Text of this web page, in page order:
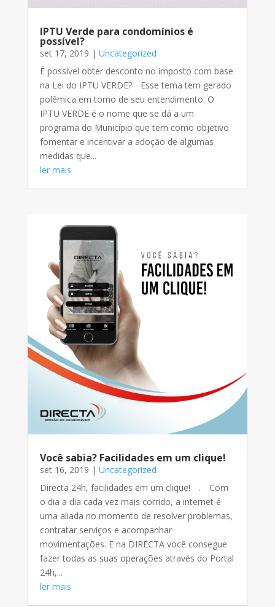
IPTU Verde para condomínios é
possível?
set 17, 2019 | Uncategorized
É possível obter desconto no imposto com base
na Lei do IPTU VERDE?⠀ Esse tema tem gerado
polêmica em torno de seu entendimento. O
IPTU VERDE é o nome que se dá a um
programa do Município que tem como objetivo
fomentar e incentivar a adoção de algumas
medidas que...
ler mais
Você sabia? Facilidades em um clique!
set 16, 2019 | Uncategorized
Directa 24h, facilidades em um clique!⠀ .⠀ Com
o dia a dia cada vez mais corrido, a internet é
uma aliada no momento de resolver problemas,
contratar serviços e acompanhar
movimentações. E na DIRECTA você consegue
fazer todas as suas operações através do Portal
24h,...
ler mais